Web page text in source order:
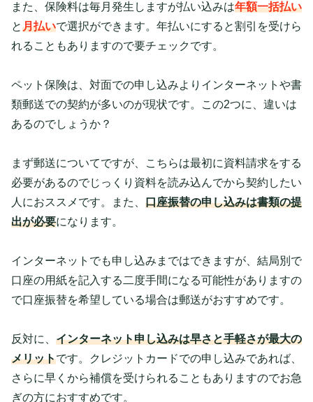
また、保険料は毎月発生しますが払い込みは年額一括払い
と月払いで選択ができます。年払いにすると割引を受けら
れることもありますので要チェックです。
ペット保険は、対面での申し込みよりインターネットや書
類郵送での契約が多いのが現状です。この2つに、違いは
あるのでしょうか？
まず郵送についてですが、こちらは最初に資料請求をする
必要があるのでじっくり資料を読み込んでから契約したい
人におススメです。また、 口座振替の申し込みは書類の提
出が必要になります。
インターネットでも申し込みまではできますが、結局別で
口座の用紙を記入する二度手間になる可能性がありますの
で口座振替を希望している場合は郵送がおすすめです。
反対に、 インターネット申し込みは早さと手軽さが最大の
メリットです。クレジットカードでの申し込みであれば、
さらに早くから補償を受けられることもありますのでお急
ぎの方におすすめです。